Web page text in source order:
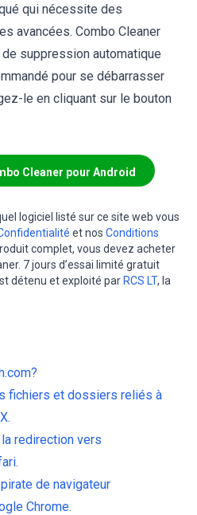
qui nécessite des
avancées. Combo Cleaner
suppression automatique
pour se débarrasser
le en cliquant sur le bouton
Cleaner pour Android
logiciel listé sur ce site web vous
et nos Conditions
complet, vous devez acheter
7 jours d’essai limité gratuit
détenu et exploité par RCS LT, la
fichiers et dossiers reliés à
redirection vers
de navigateur
Chrome.